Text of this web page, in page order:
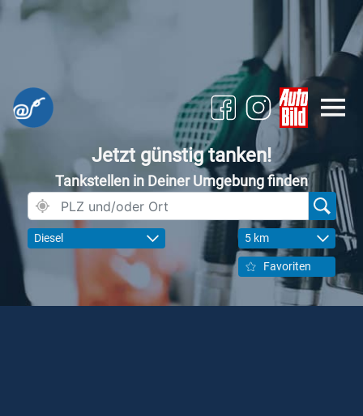
Jetzt günstig tanken!
Tankstellen in Deiner Umgebung finden
Diesel 5 km
Favoriten